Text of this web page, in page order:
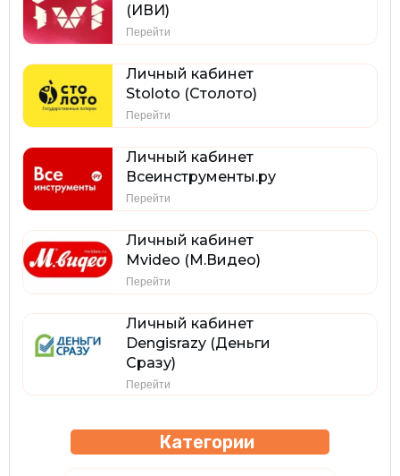
(ИВИ)
Перейти
Личный кабинет
Stoloto (Столото)
Перейти
Личный кабинет
Всеинструменты.ру
Перейти
Личный кабинет
Mvideo (М.Видео)
Перейти
Личный кабинет
Dengisrazy (Деньги
Сразу)
Перейти
Категории